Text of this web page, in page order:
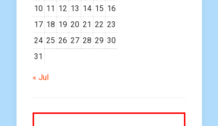
10 11 12 13 14 15 16
17 18 19 20 21 22 23
24 25 26 27 28 29 30
31
« Jul